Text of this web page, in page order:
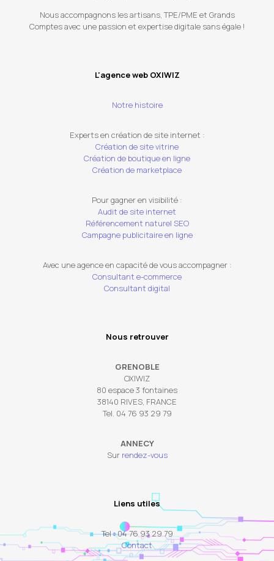
Nous accompagnons les artisans, TPE/PME et Grands
Comptes avec une passion et expertise digitale sans égale !
L'agence web OXIWIZ
Notre histoire
Experts en création de site internet :
Création de site vitrine
Création de boutique en ligne
Création de marketplace
Pour gagner en visibilité :
Audit de site internet
Référencement naturel SEO
Campagne publicitaire en ligne
Avec une agence en capacité de vous accompagner :
Consultant e-commerce
Consultant digital
Nous retrouver
GRENOBLE
OXIWIZ
80 espace 3 fontaines
38140 RIVES, FRANCE
Tel. 04 76 93 29 79
ANNECY
Sur rendez-vous
Liens utiles
Tel : 04 76 93 29 79
Contact